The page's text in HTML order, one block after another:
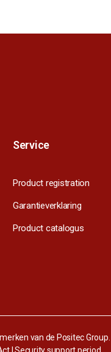
Service
Product registration
Garantieverklaring
Product catalogus
van de Positec Group.
|Security support period